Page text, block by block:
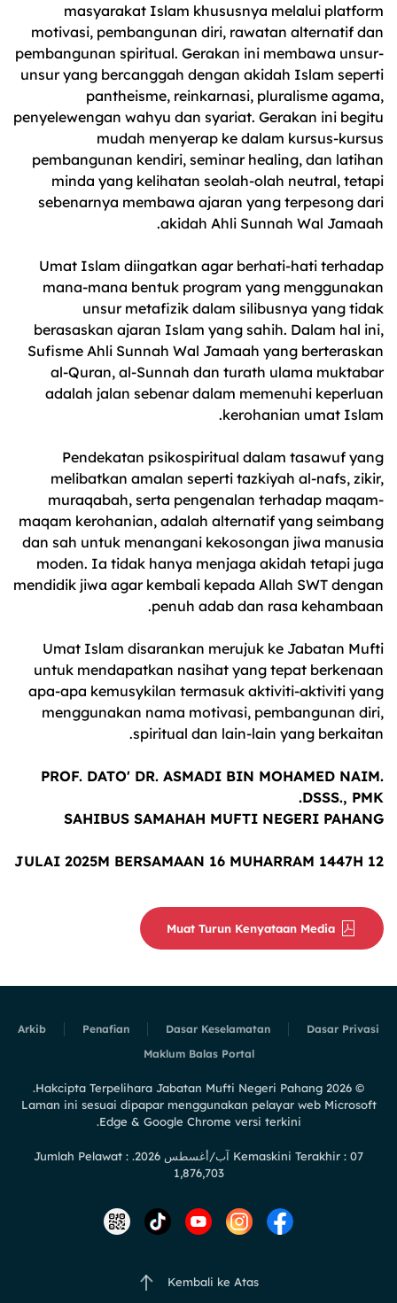
masyarakat Islam khususnya melalui platform
motivasi, pembangunan diri, rawatan alternatif dan
pembangunan spiritual. Gerakan ini membawa unsur-
unsur yang bercanggah dengan akidah Islam seperti
pantheisme, reinkarnasi, pluralisme agama,
penyelewengan wahyu dan syariat. Gerakan ini begitu
mudah menyerap ke dalam kursus-kursus
pembangunan kendiri, seminar healing, dan latihan
minda yang kelihatan seolah-olah neutral, tetapi
sebenarnya membawa ajaran yang terpesong dari
akidah Ahli Sunnah Wal Jamaah.
Umat Islam diingatkan agar berhati-hati terhadap
mana-mana bentuk program yang menggunakan
unsur metafizik dalam silibusnya yang tidak
berasaskan ajaran Islam yang sahih. Dalam hal ini,
Sufisme Ahli Sunnah Wal Jamaah yang berteraskan
al-Quran, al-Sunnah dan turath ulama muktabar
adalah jalan sebenar dalam memenuhi keperluan
kerohanian umat Islam.
Pendekatan psikospiritual dalam tasawuf yang
melibatkan amalan seperti tazkiyah al-nafs, zikir,
muraqabah, serta pengenalan terhadap maqam-
maqam kerohanian, adalah alternatif yang seimbang
dan sah untuk menangani kekosongan jiwa manusia
moden. Ia tidak hanya menjaga akidah tetapi juga
mendidik jiwa agar kembali kepada Allah SWT dengan
penuh adab dan rasa kehambaan.
Umat Islam disarankan merujuk ke Jabatan Mufti
untuk mendapatkan nasihat yang tepat berkenaan
apa-apa kemusykilan termasuk aktiviti-aktiviti yang
menggunakan nama motivasi, pembangunan diri,
spiritual dan lain-lain yang berkaitan.
PROF. DATO' DR. ASMADI BIN MOHAMED NAIM.
DSSS., PMK.
SAHIBUS SAMAHAH MUFTI NEGERI PAHANG
12 JULAI 2025M BERSAMAAN 16 MUHARRAM 1447H
Muat Turun Kenyataan Media
Dasar Privasi
Dasar Keselamatan
Penafian
Arkib
Maklum Balas Portal
©
2026
Laman ini sesuai dipapar menggunakan pelayar web Microsoft
Edge & Google Chrome versi terkini.
Kemaskini Terakhir : 07 آب/أغسطس 2026. Jumlah Pelawat :
1,876,703
Kembali ke Atas